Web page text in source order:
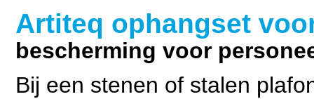
Artiteq ophangset
bescherming voor
Bij een stenen of stalen